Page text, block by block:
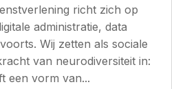
richt zich op
administratie, data
Wij zetten als sociale
van neurodiversiteit in:
een vorm van...